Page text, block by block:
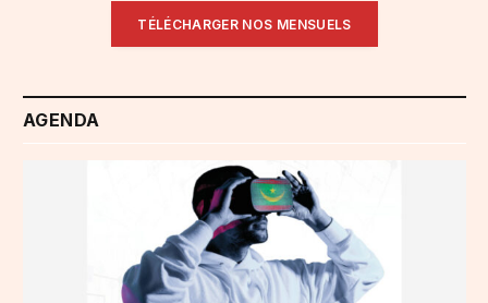
TÉLÉCHARGER NOS MENSUELS
AGENDA